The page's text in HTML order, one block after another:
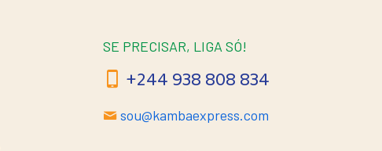
SE PRECISAR, LIGA SÓ!
+244 938 808 834
sou@kambaexpress.com